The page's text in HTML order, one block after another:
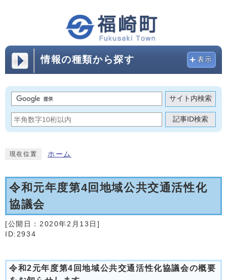
情報の種類から探す 表示
サイト内検索
記事ID検索
現在位置 ホーム
令和元年度第4回地域公共交通活性化
協議会
[公開日： 2020年2月13日 ]
ID:2934
令和2元年度第4回地域公共交通活性化協議会の概要